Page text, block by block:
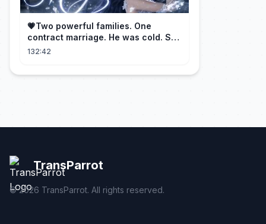
💗Two powerful families. One
contract marriage. He was cold. She
was fierce💔 [Married for the
132:42
TransParrot
©2026 TransParrot. All rights reserved.